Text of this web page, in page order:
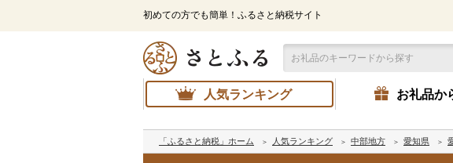
初めての方でも簡単！ふるさと納税サイト
人気ランキング お礼品か
「ふるさと納税」ホーム 人気ランキング 中部地方 愛知県